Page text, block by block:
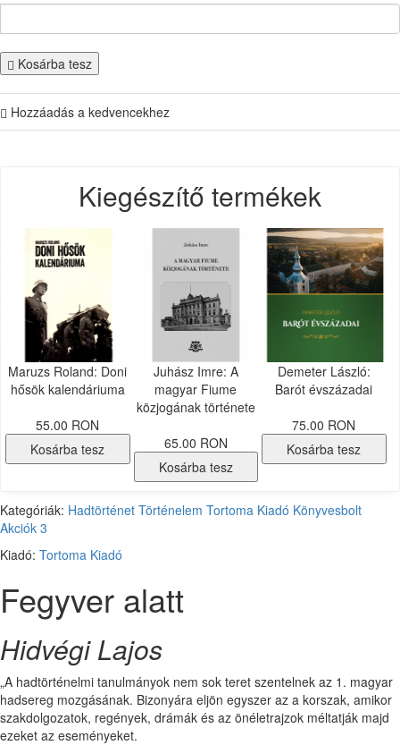
Kosárba tesz
Hozzáadás a kedvencekhez
Kiegészítő termékek
Maruzs Roland: Doni
hősök kalendáriuma
55.00 RON
Kosárba tesz
Juhász Imre: A
magyar Fiume
közjogának története
65.00 RON
Kosárba tesz
Demeter László:
Barót évszázadai
75.00 RON
Kosárba tesz
Kategóriák: Hadtörténet Történelem Tortoma Kiadó Könyvesbolt
Akciók 3
Kiadó: Tortoma Kiadó
Fegyver alatt
Hidvégi Lajos
„A hadtörténelmi tanulmányok nem sok teret szentelnek az 1. magyar
hadsereg mozgásának. Bizonyára eljön egyszer az a korszak, amikor
szakdolgozatok, regények, drámák és az önéletrajzok méltatják majd
ezeket az eseményeket.